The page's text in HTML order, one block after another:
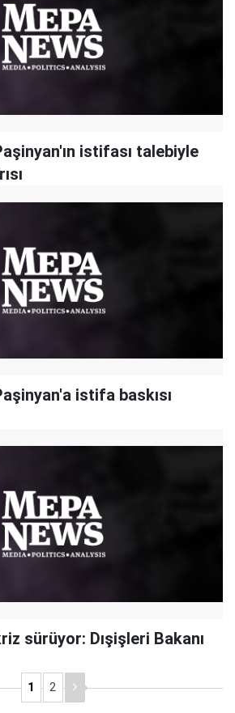
istifası talebiyle
istifa baskısı
sürüyor: Dışişleri Bakanı
1 2